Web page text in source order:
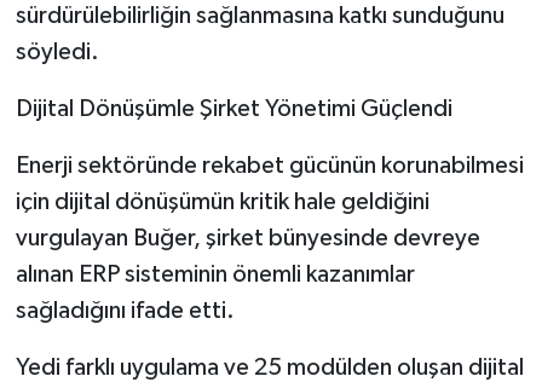
sürdürülebilirliğin sağlanmasına katkı sunduğunu
söyledi.
Dijital Dönüşümle Şirket Yönetimi Güçlendi
Enerji sektöründe rekabet gücünün korunabilmesi
için dijital dönüşümün kritik hale geldiğini
vurgulayan Buğer, şirket bünyesinde devreye
alınan ERP sisteminin önemli kazanımlar
sağladığını ifade etti.
Yedi farklı uygulama ve 25 modülden oluşan dijital